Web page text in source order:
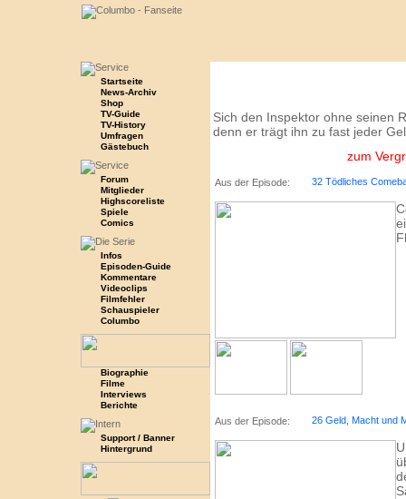
Startseite
News-Archiv
Shop
TV-Guide
TV-History
Umfragen
Gästebuch
Forum
Mitglieder
Highscoreliste
Spiele
Comics
Infos
Episoden-Guide
Kommentare
Videoclips
Filmfehler
Schauspieler
Columbo
Biographie
Filme
Interviews
Berichte
Support / Banner
Hintergrund
Sich den Inspektor ohne seinen
denn er trägt ihn zu fast jeder
zum
Aus der Episode: 32 Tödliches
Aus der Episode: 26 Geld, Macht und